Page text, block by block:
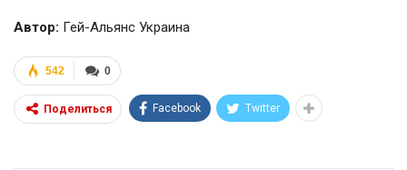
Автор: Гей-Альянс Украина
0
542
Поделиться Facebook Twitter